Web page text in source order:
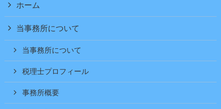
ホーム
当事務所について
当事務所について
税理士プロフィール
事務所概要